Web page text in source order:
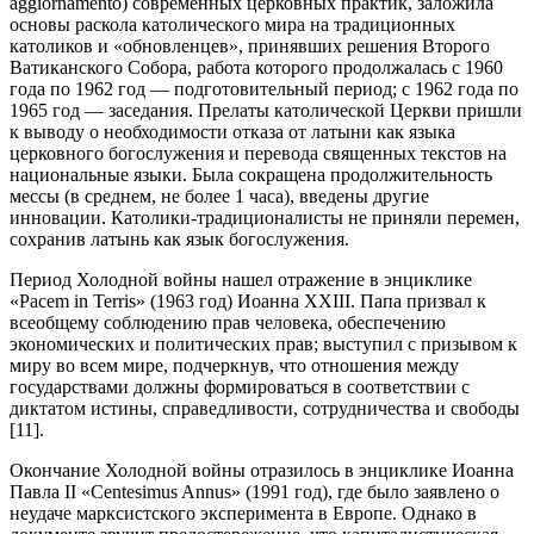
основы раскола католического мира на традиционных
католиков и «обновленцев», принявших решения Второго
Ватиканского Собора, работа которого продолжалась с 1960
года по 1962 год — подготовительный период; с 1962 года по
1965 год — заседания. Прелаты католической Церкви пришли
к выводу о необходимости отказа от латыни как языка
церковного богослужения и перевода священных текстов на
национальные языки. Была сокращена продолжительность
мессы (в среднем, не более 1 часа), введены другие
инновации. Католики-традиционалисты не приняли перемен,
сохранив латынь как язык богослужения.
Период Холодной войны нашел отражение в энциклике
«Pacem in Terris» (1963 год) Иоанна XXIII. Папа призвал к
всеобщему соблюдению прав человека, обеспечению
экономических и политических прав; выступил с призывом к
миру во всем мире, подчеркнув, что отношения между
государствами должны формироваться в соответствии с
диктатом истины, справедливости, сотрудничества и свободы
[11].
Окончание Холодной войны отразилось в энциклике Иоанна
Павла II «Centesimus Annus» (1991 год), где было заявлено о
неудаче марксистского эксперимента в Европе. Однако в